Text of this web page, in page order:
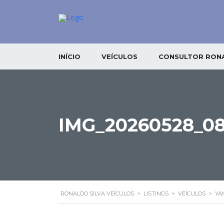
INÍCIO VEÍCULOS CONSULTOR
RONALDO SILVA VEÍCULOS > LISTINGS > VEÍCULOS >